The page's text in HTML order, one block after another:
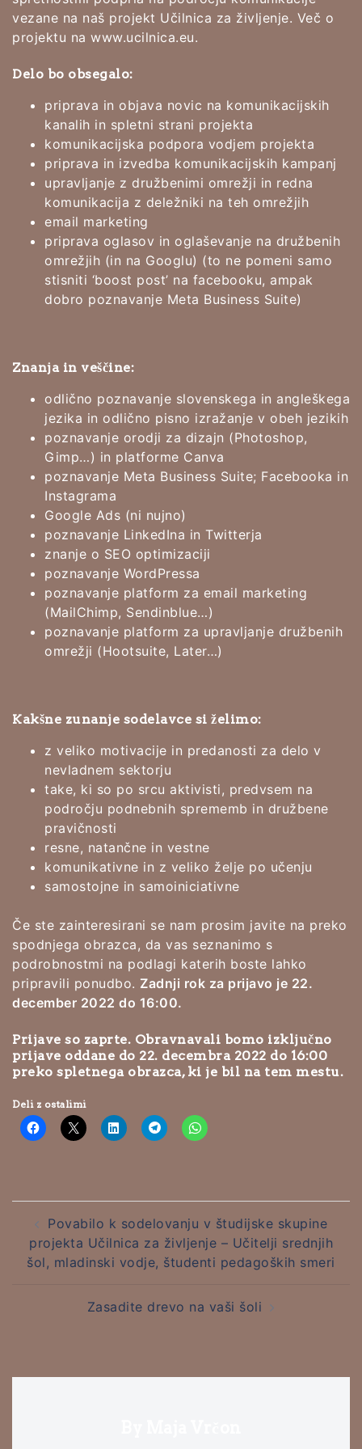
vezane na naš projekt Učilnica za življenje. Več o
projektu na www.ucilnica.eu.
Delo bo obsegalo:
priprava in objava novic na komunikacijskih
kanalih in spletni strani projekta
komunikacijska podpora vodjem projekta
priprava in izvedba komunikacijskih kampanj
upravljanje z družbenimi omrežji in redna
komunikacija z deležniki na teh omrežjih
email marketing
priprava oglasov in oglaševanje na družbenih
omrežjih (in na Googlu) (to ne pomeni samo
stisniti ‘boost post’ na facebooku, ampak
dobro poznavanje Meta Business Suite)
Znanja in veščine:
odlično poznavanje slovenskega in angleškega
jezika in odlično pisno izražanje v obeh jezikih
poznavanje orodji za dizajn (Photoshop,
Gimp…) in platforme Canva
poznavanje Meta Business Suite; Facebooka in
Instagrama
Google Ads (ni nujno)
poznavanje LinkedIna in Twitterja
znanje o SEO optimizaciji
poznavanje WordPressa
poznavanje platform za email marketing
(MailChimp, Sendinblue…)
poznavanje platform za upravljanje družbenih
omrežji (Hootsuite, Later…)
Kakšne zunanje sodelavce si želimo:
z veliko motivacije in predanosti za delo v
nevladnem sektorju
take, ki so po srcu aktivisti, predvsem na
področju podnebnih sprememb in družbene
pravičnosti
resne, natančne in vestne
komunikativne in z veliko želje po učenju
samostojne in samoiniciativne
Če ste zainteresirani se nam prosim javite na preko
spodnjega obrazca, da vas seznanimo s
podrobnostmi na podlagi katerih boste lahko
pripravili ponudbo. Zadnji rok za prijavo je 22.
december 2022 do 16:00.
Prijave so zaprte. Obravnavali bomo izključno
prijave oddane do 22. decembra 2022 do 16:00
preko spletnega obrazca, ki je bil na tem mestu.
Deli z ostalimi
navigation
Povabilo k sodelovanju v študijske skupine
projekta Učilnica za življenje – Učitelji srednjih
šol, mladinski vodje, študenti pedagoških smeri
Zasadite drevo na vaši šoli